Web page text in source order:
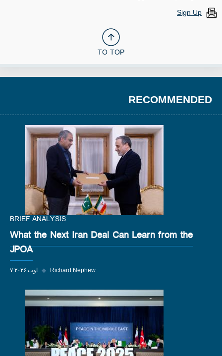
Sign Up
TO TOP
RECOMMENDED
BRIEF ANALYSIS
What the Next Iran Deal Can Learn from the
JPOA
۷ اوت ۲۰۲۶ ◆ Richard Nephew